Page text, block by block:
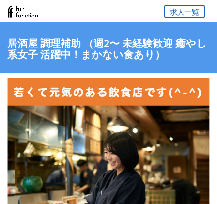
求人一覧
居酒屋 調理補助 （週2〜 未経験歓迎 癒やし
系女子 活躍中！まかない食あり）